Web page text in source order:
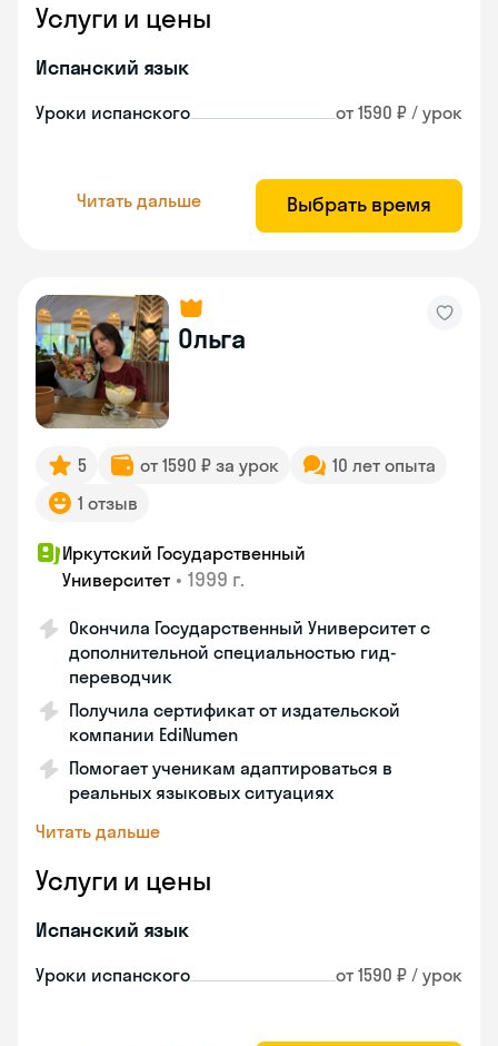
Услуги и цены
Испанский язык
Уроки испанского от 1590 ₽ / урок
Читать дальше Выбрать время
Ольга
5 от 1590 ₽ за урок
10 лет опыта
1 отзыв
Иркутский Государственный
Университет • 1999 г.
Окончила Государственный Университет с
дополнительной специальностью гид-
переводчик
Получила сертификат от издательской
компании EdiNumen
Помогает ученикам адаптироваться в
реальных языковых ситуациях
Читать дальше
Услуги и цены
Испанский язык
Уроки испанского от 1590 ₽ / урок